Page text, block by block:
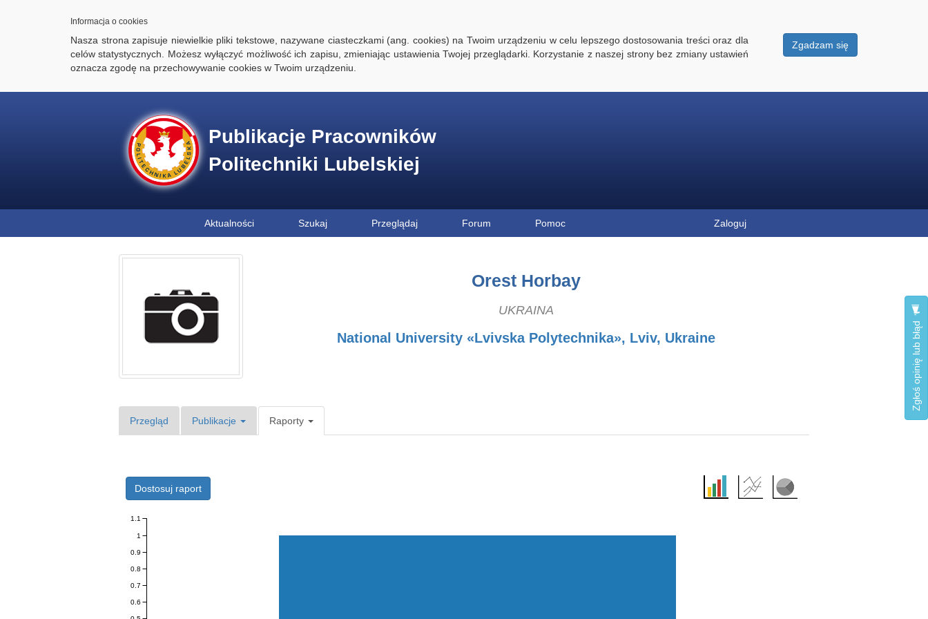
Informacja o cookies
Zgadzam się
Nasza strona zapisuje niewielkie pliki tekstowe, nazywane ciasteczkami (ang. cookies) na Twoim urządzeniu w celu lepszego dostosowania treści oraz dla
celów statystycznych. Możesz wyłączyć możliwość ich zapisu, zmieniając ustawienia Twojej przeglądarki. Korzystanie z naszej strony bez zmiany ustawień
oznacza zgodę na przechowywanie cookies w Twoim urządzeniu.
Publikacje Pracowników
Politechniki Lubelskiej
Aktualności Szukaj Przeglądaj Forum Pomoc Zaloguj
Zgłoś opinię lub błąd
Orest Horbay
UKRAINA
National University «Lvivska Polytechnika», Lviv, Ukraine
Przegląd Publikacje Raporty
Dostosuj raport
0.6
0.7
0.8
0.9
1
1.1